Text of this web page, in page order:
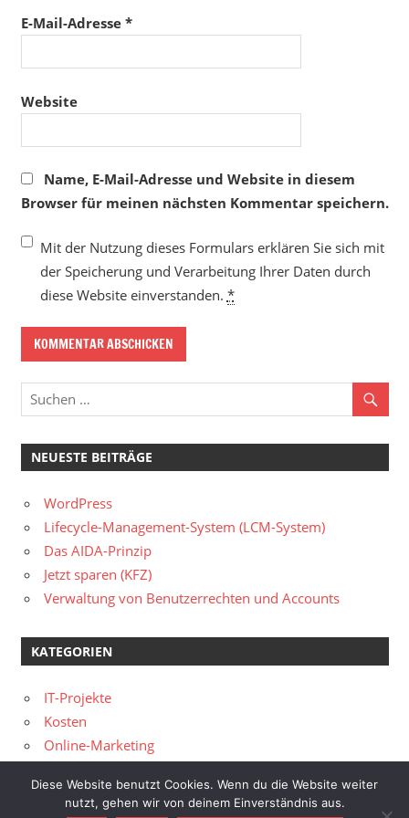
E-Mail-Adresse *
Website
Name, E-Mail-Adresse und Website in diesem
Browser für meinen nächsten Kommentar speichern.
Mit der Nutzung dieses Formulars erklären Sie sich mit
der Speicherung und Verarbeitung Ihrer Daten durch
diese Website einverstanden. *
NEUESTE BEITRÄGE
WordPress
Lifecycle-Management-System (LCM-System)
Das AIDA-Prinzip
Jetzt sparen (KFZ)
Verwaltung von Benutzerrechten und Accounts
KATEGORIEN
IT-Projekte
Kosten
Online-Marketing
10. August 2026 / 4:18
Diese Website benutzt Cookies. Wenn du die Website weiter
nutzt, gehen wir von deinem Einverständnis aus.